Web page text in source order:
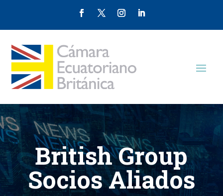
British Group
Socios Aliados